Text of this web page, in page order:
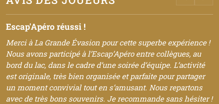
Escap'Apéro réussi !
Merci à La Grande Évasion pour cette superbe expérience !
Nous avons participé à l’Escap’Apéro entre collègues, au
bord du lac, dans le cadre d’une soirée d’équipe. L’activité
est originale, très bien organisée et parfaite pour partager
un moment convivial tout en s’amusant. Nous repartons
avec de très bons souvenirs. Je recommande sans hésiter !